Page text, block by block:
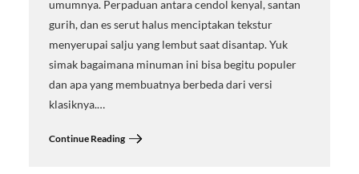
umumnya. Perpaduan antara cendol kenyal, santan
gurih, dan es serut halus menciptakan tekstur
menyerupai salju yang lembut saat disantap. Yuk
simak bagaimana minuman ini bisa begitu populer
dan apa yang membuatnya berbeda dari versi
klasiknya.…
Continue Reading